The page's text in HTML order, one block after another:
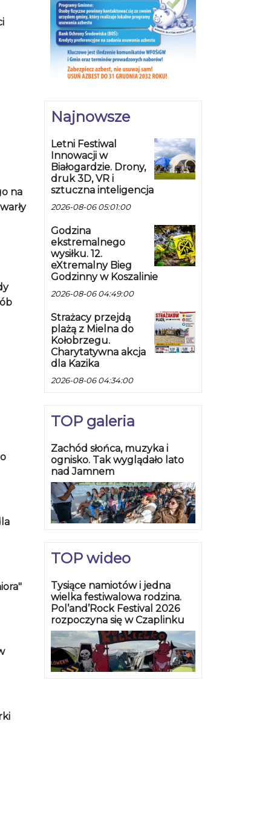
na
Najnowsze
Letni Festiwal
Innowacji w
Białogardzie. Drony,
druk 3D, VR i
sztuczna inteligencja
2026-08-06 05:01:00
Godzina
ekstremalnego
wysiłku. 12.
eXtremalny Bieg
Godzinny w Koszalinie
2026-08-06 04:49:00
Strażacy przejdą
plażą z Mielna do
Kołobrzegu.
Charytatywna akcja
dla Kazika
2026-08-06 04:34:00
TOP galeria
Zachód słońca, muzyka i
ognisko. Tak wyglądało lato
nad Jamnem
TOP wideo
Tysiące namiotów i jedna
wielka festiwalowa rodzina.
Pol’and’Rock Festival 2026
rozpoczyna się w Czaplinku